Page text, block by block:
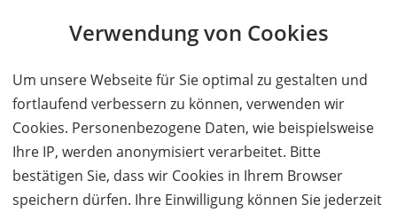
Verwendung von Cookies
Um unsere Webseite für Sie optimal zu gestalten und
fortlaufend verbessern zu können, verwenden wir
Cookies. Personenbezogene Daten, wie beispielsweise
Ihre IP, werden anonymisiert verarbeitet. Bitte
bestätigen Sie, dass wir Cookies in Ihrem Browser
speichern dürfen. Ihre Einwilligung können Sie jederzeit